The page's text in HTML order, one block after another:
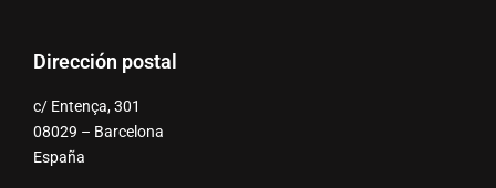
Dirección postal
c/ Entença, 301
08029 – Barcelona
España